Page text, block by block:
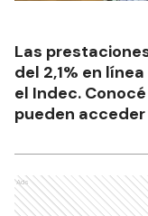
Las
del 2,1% en
el Indec.
pueden
Ads